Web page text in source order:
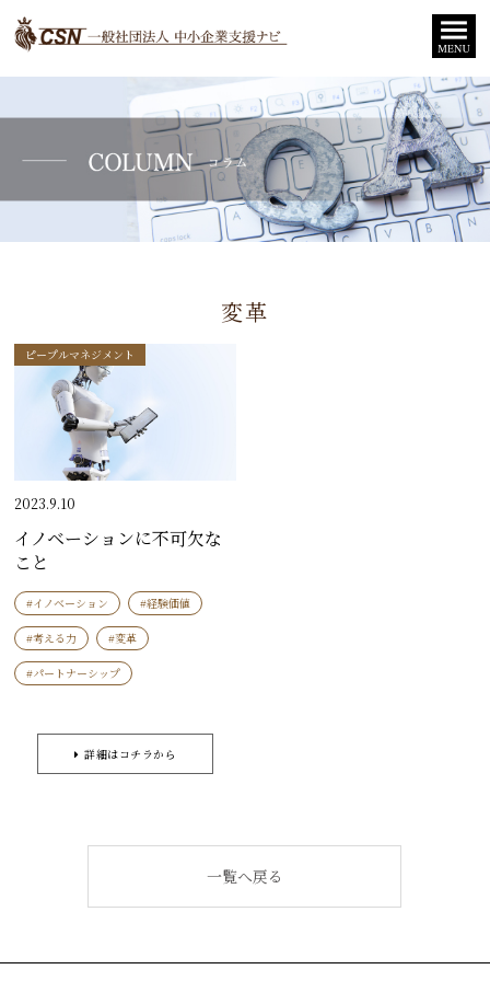
変革
2023.9.10
ピープルマネジメント
イノベーションに不可欠な
こと
#イノベーション #経験価値
#考える力 #変革
#パートナーシップ
詳細はコチラから
一覧へ戻る